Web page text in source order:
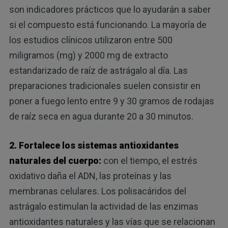
son indicadores prácticos que lo ayudarán a saber
si el compuesto está funcionando. La mayoría de
los estudios clínicos utilizaron entre 500
miligramos (mg) y 2000 mg de extracto
estandarizado de raíz de astrágalo al día. Las
preparaciones tradicionales suelen consistir en
poner a fuego lento entre 9 y 30 gramos de rodajas
de raíz seca en agua durante 20 a 30 minutos.
2. Fortalece los sistemas antioxidantes
naturales del cuerpo: con el tiempo, el estrés
oxidativo daña el ADN, las proteínas y las
membranas celulares. Los polisacáridos del
astrágalo estimulan la actividad de las enzimas
antioxidantes naturales y las vías que se relacionan